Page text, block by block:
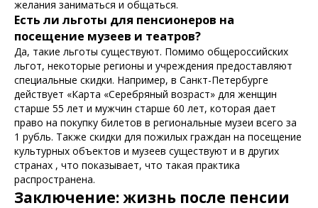
желания заниматься и общаться.
Есть ли льготы для пенсионеров на
посещение музеев и театров?
Да, такие льготы существуют. Помимо общероссийских
льгот, некоторые регионы и учреждения предоставляют
специальные скидки. Например, в Санкт-Петербурге
действует «Карта «Серебряный возраст» для женщин
старше 55 лет и мужчин старше 60 лет, которая дает
право на покупку билетов в региональные музеи всего за
1 рубль. Также скидки для пожилых граждан на посещение
культурных объектов и музеев существуют и в других
странах , что показывает, что такая практика
распространена.
Заключение: жизнь после пенсии